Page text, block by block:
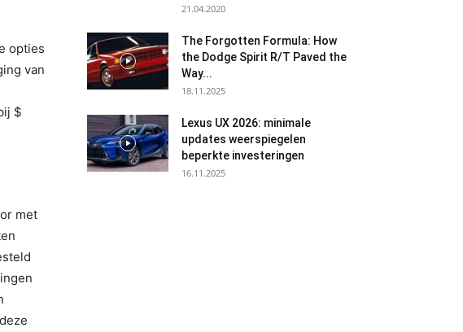
opties
van
$
met
21.04.2020
The Forgotten Formula: How
the Dodge Spirit R/T Paved the
Way...
18.11.2025
Lexus UX 2026: minimale
updates weerspiegelen
beperkte investeringen
16.11.2025